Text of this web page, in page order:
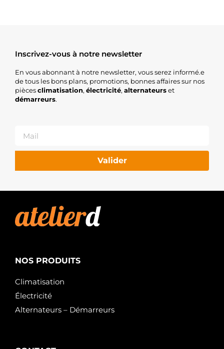
Inscrivez-vous à notre newsletter
En vous abonnant à notre newsletter, vous serez informé.e
de tous les bons plans, promotions, bonnes affaires sur nos
piècesclimatisation, électricité, alternateurset
démarreurs.
Valider
NOS PRODUITS
Climatisation
Électricité
Alternateurs – Démarreurs